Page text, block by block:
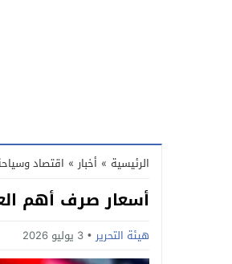
الرئيسية » أخبار » اقتصاد
أسعار صرف أهم
هيئة التحرير 3 يوليو 2026